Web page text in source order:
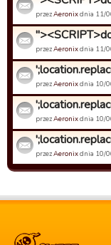
przezAeronixdnia 11/
przezAeronixdnia 11/
przezAeronixdnia 10/
przezAeronixdnia 10/
przezAeronixdnia 10/